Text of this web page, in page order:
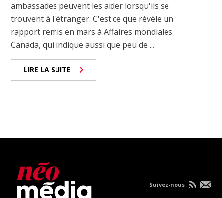
ambassades peuvent les aider lorsqu'ils se
trouvent à l'étranger. C'est ce que révèle un
rapport remis en mars à Affaires mondiales
Canada, qui indique aussi que peu de ...
LIRE LA SUITE
Suivez-nous